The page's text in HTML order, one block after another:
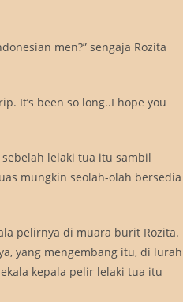
men?” sengaja Rozita
It’s been so long..I hope you
lelaki tua itu sambil
mungkin seolah-olah bersedia
pelirnya di muara burit Rozita.
yang mengembang itu, di lurah
kepala pelir lelaki tua itu